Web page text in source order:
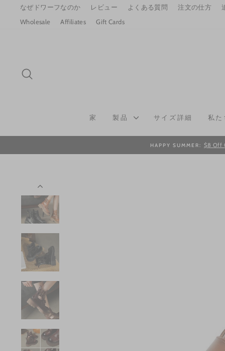
content
なぜドワーフなのか レビュー よくある質問 注文の仕方
Wholesale
Affiliates Gift Cards
家 製品 サイズ詳細 私た
HAPPY SUMMER: $8 Off